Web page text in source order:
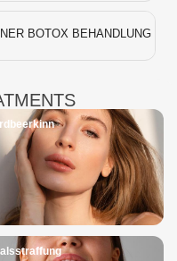
BOTOX BEHANDLUNG